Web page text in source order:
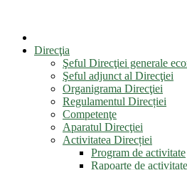
Direcţia
Şeful Direcţiei generale
Şeful adjunct al Direcţiei
Organigrama Direcţiei
Regulamentul Direcției
Competenţe
Aparatul Direcţiei
Activitatea Direcției
Program de activitate
Rapoarte de activitate